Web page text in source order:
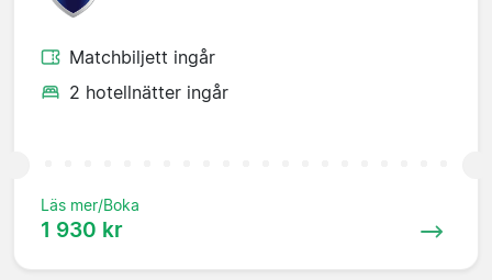
Matchbiljett ingår
2 hotellnätter ingår
Läs mer/Boka
1 930 kr